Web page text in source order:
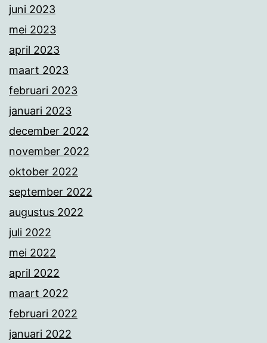
juni 2023
mei 2023
april 2023
maart 2023
februari 2023
januari 2023
december 2022
november 2022
oktober 2022
september 2022
augustus 2022
juli 2022
mei 2022
april 2022
maart 2022
februari 2022
januari 2022